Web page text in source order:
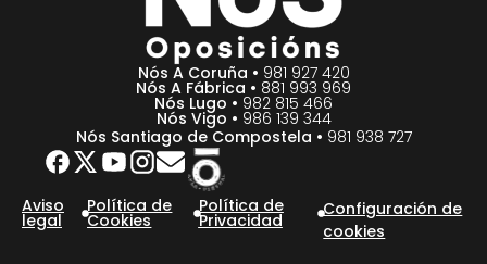
Nós A Coruña • 981 927 420
Nós A Fábrica • 881 993 969
Nós Lugo • 982 815 466
Nós Vigo • 986 139 344
Nós Santiago de Compostela • 981 938 727
Aviso
legal
Política de
Cookies
Política de
Privacidad
Configuración de
cookies